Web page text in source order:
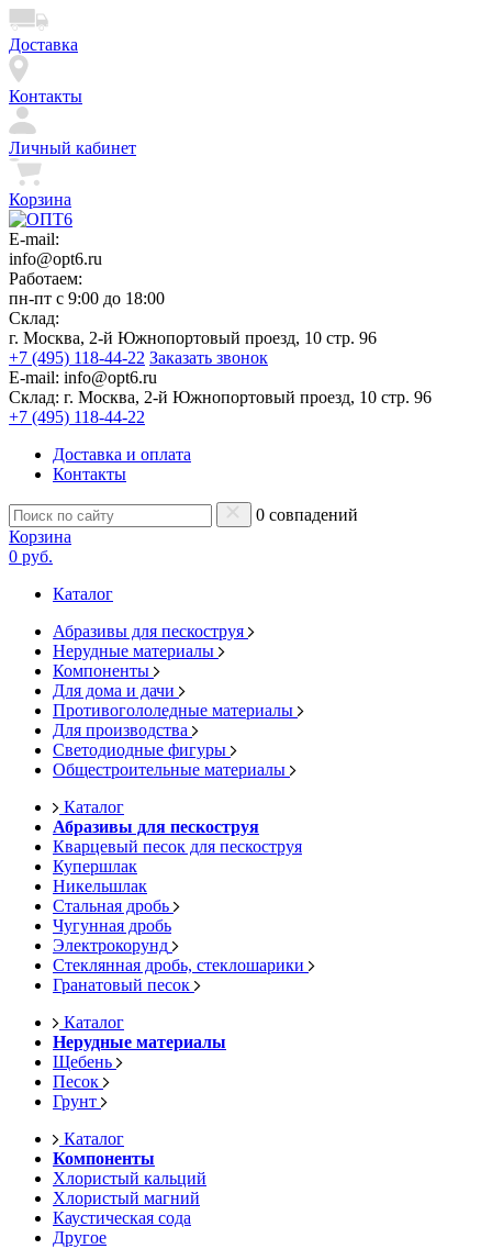
Доставка
Контакты
Личный кабинет
Корзина
E-mail:
info@opt6.ru
Работаем:
пн-пт с 9:00 до 18:00
Склад:
г. Москва, 2-й Южнопортовый проезд, 10 стр. 96
+7 (495) 118-44-22 Заказать звонок
E-mail: info@opt6.ru
Склад: г. Москва, 2-й Южнопортовый проезд, 10 стр. 96
+7 (495) 118-44-22
Доставка и оплата
Контакты
0 совпадений
Корзина
0 руб.
Каталог
Абразивы для пескоструя
Нерудные материалы
Компоненты
Для дома и дачи
Противогололедные материалы
Для производства
Светодиодные фигуры
Общестроительные материалы
Каталог
Абразивы для пескоструя
Кварцевый песок для пескоструя
Купершлак
Никельшлак
Стальная дробь
Чугунная дробь
Электрокорунд
Стеклянная дробь, стеклошарики
Гранатовый песок
Каталог
Нерудные материалы
Щебень
Песок
Грунт
Каталог
Компоненты
Хлористый кальций
Хлористый магний
Каустическая сода
Другое